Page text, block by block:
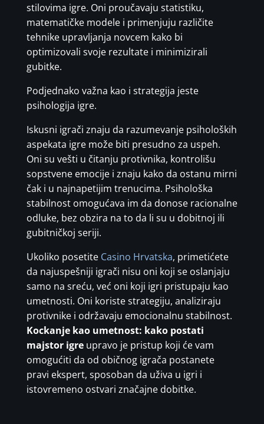
stilovima igre. Oni proučavaju statistiku,
matematičke modele i primenjuju različite
tehnike upravljanja novcem kako bi
optimizovali svoje rezultate i minimizirali
gubitke.
Podjednako važna kao i strategija jeste
psihologija igre.
Iskusni igrači znaju da razumevanje psiholoških
aspekata igre može biti presudno za uspeh.
Oni su vešti u čitanju protivnika, kontrolišu
sopstvene emocije i znaju kako da ostanu mirni
čak i u najnapetijim trenucima. Psihološka
stabilnost omogućava im da donose racionalne
odluke, bez obzira na to da li su u dobitnoj ili
gubitničkoj seriji.
Ukoliko posetite Casino Hrvatska, primetićete
da najuspešniji igrači nisu oni koji se oslanjaju
samo na sreću, već oni koji igri pristupaju kao
umetnosti. Oni koriste strategiju, analiziraju
protivnike i održavaju emocionalnu stabilnost.
Kockanje kao umetnost: kako postati
majstor igreupravo je pristup koji će vam
omogućiti da od običnog igrača postanete
pravi ekspert, sposoban da uživa u igri i
istovremeno ostvari značajne dobitke.